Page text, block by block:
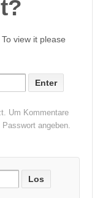
view it please
Um Kommentare
angeben.